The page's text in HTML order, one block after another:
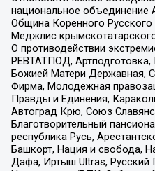
национальное объединение
Община Коренного Русского
Меджлис
О противодействии
РЕВТАТПОД,
Божией Матери Державная,
Фирма, Молодежная
Правды и Единения,
Автоград Крю, Союз
Благотворительный
республика Русь,
Башкорт, Нация и свобода,
Дафа, Иртыш Ultras, Русский